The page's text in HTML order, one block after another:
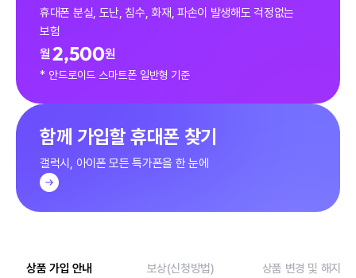
휴대폰 분실, 도난, 침수, 화재, 파손이 발생해도 걱정없는
보험
월 2,500원
* 안드로이드 스마트폰 일반형 기준
함께 가입할 휴대폰 찾기
갤럭시, 아이폰 모든 특가폰을 한 눈에
상품 가입 안내 보상(신청방법) 상품 변경 및 해지